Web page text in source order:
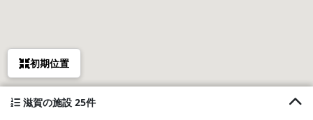
初期位置
滋賀の施設 25件1. 四季別荘 Meibi箱館山